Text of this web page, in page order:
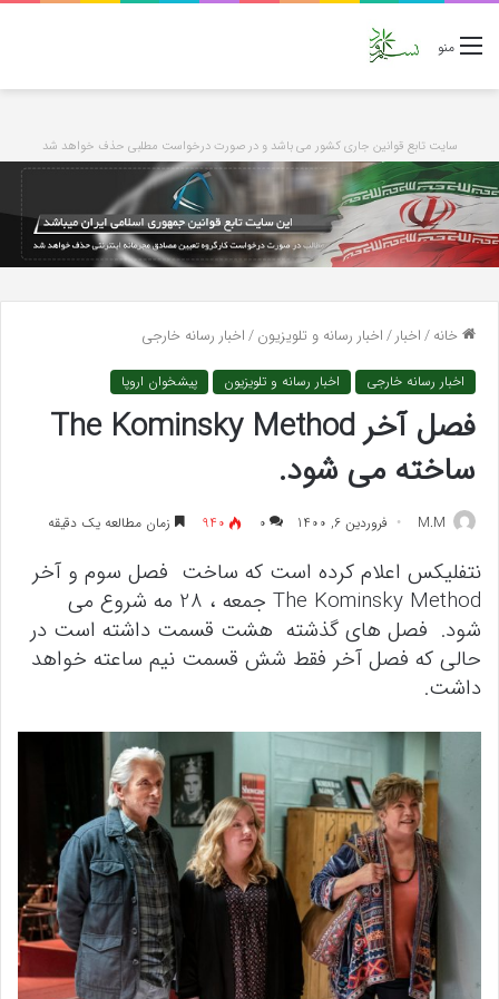
منو
سایت تابع قوانین جاری کشور می باشد و در صورت درخواست مطلبی حذف خواهد شد
خانه/اخبار/اخبار رسانه و تلویزیون/اخبار رسانه خارجی
اخبار رسانه خارجی اخبار رسانه و تلویزیون پیشخوان اروپا
فصل آخر The Kominsky Method
ساخته می شود.
M.M فروردین 6, 1400 ۰ 940 زمان مطالعه یک دقیقه
نتفلیکس اعلام کرده است که ساخت فصل سوم و آخر
The Kominsky Method جمعه ، 28 مه شروع می
شود. فصل های گذشته هشت قسمت داشته است در
حالی که فصل آخر فقط شش قسمت نیم ساعته خواهد
داشت.